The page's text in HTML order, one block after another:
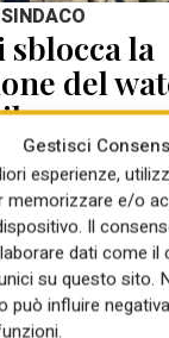
Gestisci
esperienze,
memorizzare e/o
Il
dati come
su questo sito.
può influire
sblocca la
del
di Mauro